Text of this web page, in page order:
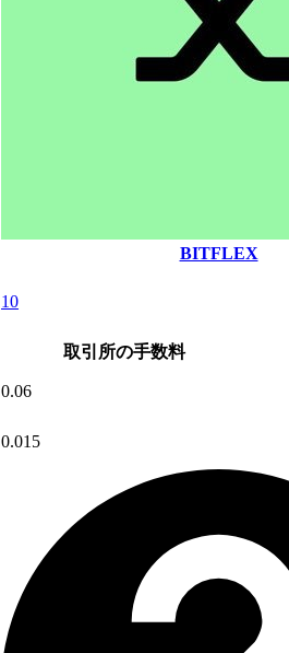
BITFLEX
10
取引所の手数料
0.06
0.015